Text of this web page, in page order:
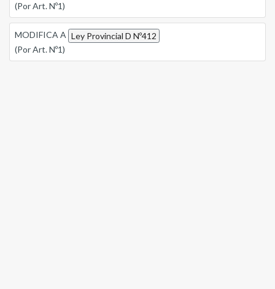
(Por Art. Nº1)
MODIFICA A Ley Provincial D Nº412
(Por Art. Nº1)